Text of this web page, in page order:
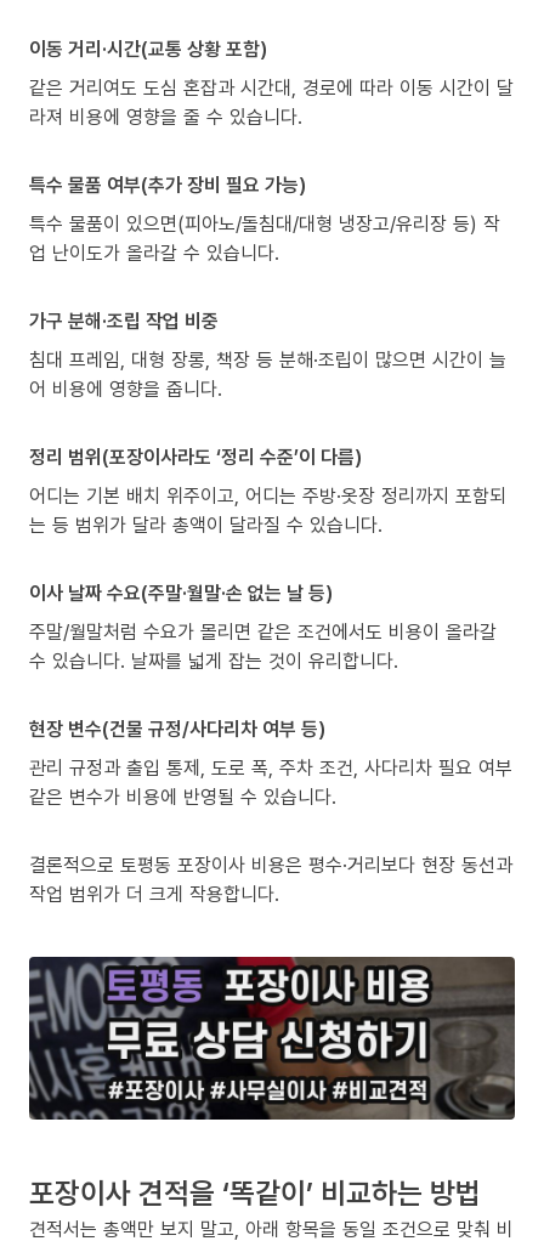
이동 거리·시간(교통 상황 포함)
같은 거리여도 도심 혼잡과 시간대, 경로에 따라 이동 시간이 달
라져 비용에 영향을 줄 수 있습니다.
특수 물품 여부(추가 장비 필요 가능)
특수 물품이 있으면(피아노/돌침대/대형 냉장고/유리장 등) 작
업 난이도가 올라갈 수 있습니다.
가구 분해·조립 작업 비중
침대 프레임, 대형 장롱, 책장 등 분해·조립이 많으면 시간이 늘
어 비용에 영향을 줍니다.
정리 범위(포장이사라도 ‘정리 수준’이 다름)
어디는 기본 배치 위주이고, 어디는 주방·옷장 정리까지 포함되
는 등 범위가 달라 총액이 달라질 수 있습니다.
이사 날짜 수요(주말·월말·손 없는 날 등)
주말/월말처럼 수요가 몰리면 같은 조건에서도 비용이 올라갈
수 있습니다. 날짜를 넓게 잡는 것이 유리합니다.
현장 변수(건물 규정/사다리차 여부 등)
관리 규정과 출입 통제, 도로 폭, 주차 조건, 사다리차 필요 여부
같은 변수가 비용에 반영될 수 있습니다.
결론적으로 토평동 포장이사 비용은 평수·거리보다 현장 동선과
작업 범위가 더 크게 작용합니다.
포장이사 견적을 ‘똑같이’ 비교하는 방법
견적서는 총액만 보지 말고, 아래 항목을 동일 조건으로 맞춰 비